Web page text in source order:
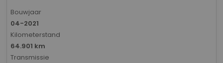
Bouwjaar
04-2021
Kilometerstand
64.901 km
Transmissie